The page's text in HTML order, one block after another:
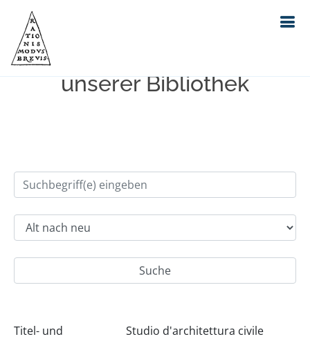
Einfache Suche im Bestand
unserer Bibliothek
Titel- und
Studio d'architettura civile